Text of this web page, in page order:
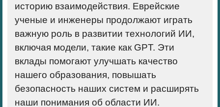
историю взаимодействия. Еврейские
ученые и инженеры продолжают играть
важную роль в развитии технологий ИИ,
включая модели, такие как GPT. Эти
вклады помогают улучшать качество
нашего образования, повышать
безопасность наших систем и расширять
наши понимания об области ИИ.